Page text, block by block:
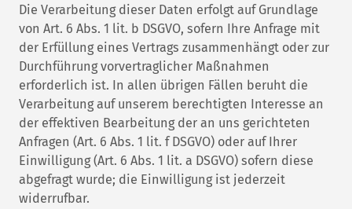
Die Verarbeitung dieser Daten erfolgt auf Grundlage
von Art. 6 Abs. 1 lit. b DSGVO, sofern Ihre Anfrage mit
der Erfüllung eines Vertrags zusammenhängt oder zur
Durchführung vorvertraglicher Maßnahmen
erforderlich ist. In allen übrigen Fällen beruht die
Verarbeitung auf unserem berechtigten Interesse an
der effektiven Bearbeitung der an uns gerichteten
Anfragen (Art. 6 Abs. 1 lit. f DSGVO) oder auf Ihrer
Einwilligung (Art. 6 Abs. 1 lit. a DSGVO) sofern diese
abgefragt wurde; die Einwilligung ist jederzeit
widerrufbar.